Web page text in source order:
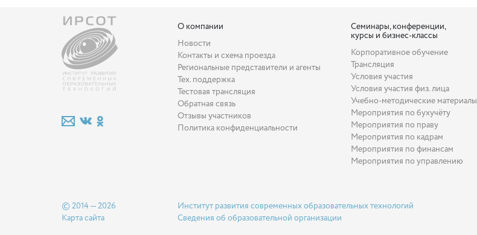
О компании
Новости
Контакты и схема проезда
Региональные представители и агенты
Тех. поддержка
Тестовая трансляция
Обратная связь
Отзывы участников
Политика конфиденциальности
Семинары, конференции,
курсы и бизнес-классы
Корпоративное обучение
Трансляция
Условия участия
Условия участия физ. лица
Учебно-методические материалы
Мероприятия по бухучёту
Мероприятия по праву
Мероприятия по кадрам
Мероприятия по финансам
Мероприятия по управлению
© 2014 — 2026
Карта сайта
Институт развития современных образовательных технологий
Сведения об образовательной организации